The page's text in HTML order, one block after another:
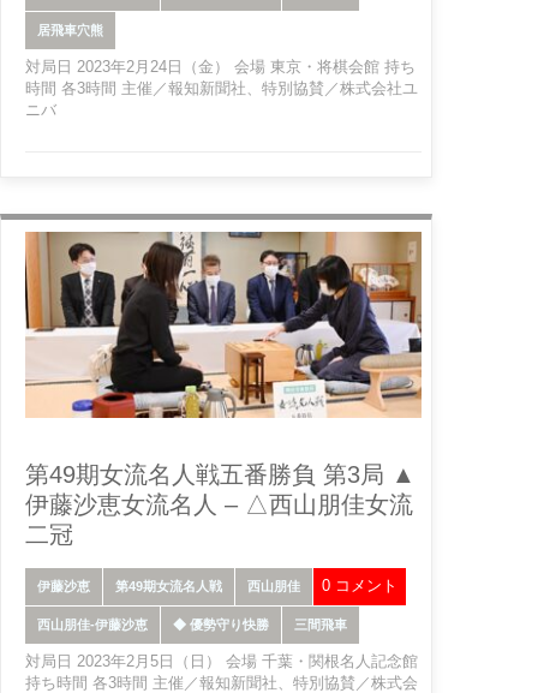
居飛車穴熊
対局日 2023年2月24日（金） 会場 東京・将棋会館 持ち
時間 各3時間 主催／報知新聞社、特別協賛／株式会社ユ
ニバ
第49期女流名人戦五番勝負 第3局 ▲
伊藤沙恵女流名人 – △西山朋佳女流
二冠
伊藤沙恵 第49期女流名人戦 西山朋佳
西山朋佳-伊藤沙恵 ◆ 優勢守り快勝 三間飛車
0 コメント
対局日 2023年2月5日（日） 会場 千葉・関根名人記念館
持ち時間 各3時間 主催／報知新聞社、特別協賛／株式会